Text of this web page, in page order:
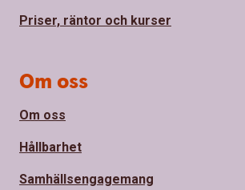
Priser, räntor och kurser
Om oss
Om oss
Hållbarhet
Samhällsengagemang